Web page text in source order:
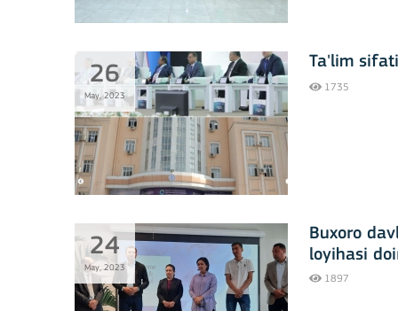
26
May, 2023
Ta'lim
1735
24
May, 2023
Buxoro
loyihasi
shahrida
1897